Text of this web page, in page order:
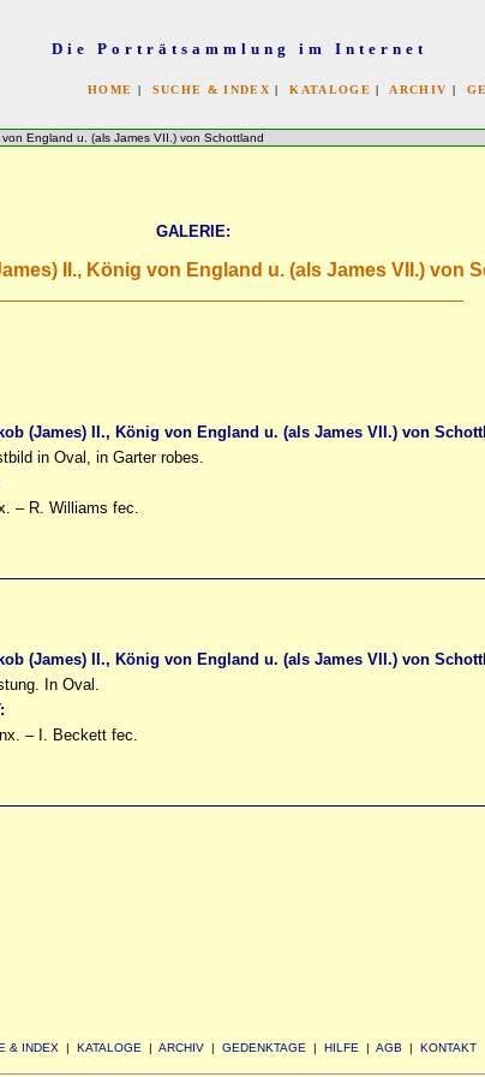
Die Porträtsammlung im Internet
HOME | SUCHE & INDEX |KATALOGE | ARCHIV |
England u. (als James VII.) von Schottland
GALERIE:
II., König von England u. (als James VII.) von
(James) II., König von England u. (als James VII.) von
in Oval, in Garter robes.
– R. Williams fec.
(James) II., König von England u. (als James VII.) von
In Oval.
– I. Beckett fec.
& INDEX | KATALOGE | ARCHIV| GEDENKTAGE | HILFE | AGB | KONTAKT